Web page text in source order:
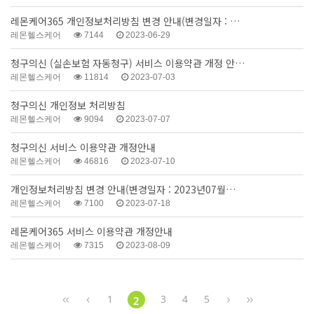
레몬케어365 개인정보처리방침 변경 안내(변경일자 : …
레몬헬스케어 7144 2023-06-29
청구의신 (실손보험 자동청구) 서비스 이용약관 개정 안…
레몬헬스케어 11814 2023-07-03
청구의신 개인정보 처리방침
레몬헬스케어 9094 2023-07-07
청구의신 서비스 이용약관 개정안내
레몬헬스케어 46816 2023-07-10
개인정보처리방침 변경 안내(변경일자 : 2023년07월…
레몬헬스케어 7100 2023-07-18
레몬케어365 서비스 이용약관 개정안내
레몬헬스케어 7315 2023-08-09
1 2 3 4 5